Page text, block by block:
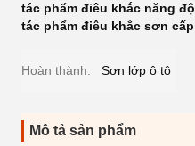
tác phẩm điêu khắc năng
tác phẩm điêu khắc sơn
Hoàn thành: Sơn lớp ô tô
Mô tả sản phẩm